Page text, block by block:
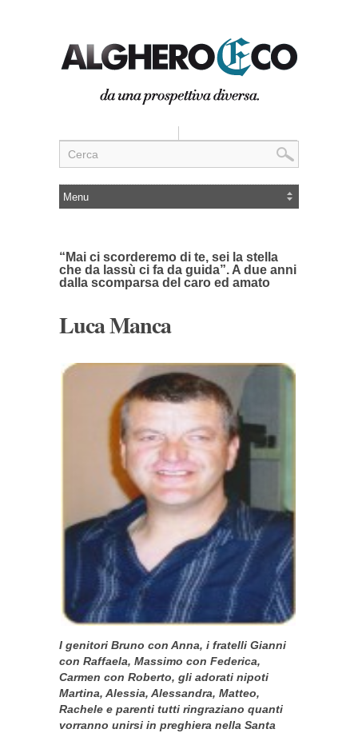
“Mai ci scorderemo di te, sei la stella
che da lassù ci fa da guida”. A due anni
dalla scomparsa del caro ed amato
Luca Manca
I genitori Bruno con Anna, i fratelli Gianni
con Raffaela, Massimo con Federica,
Carmen con Roberto, gli adorati nipoti
Martina, Alessia, Alessandra, Matteo,
Rachele e parenti tutti ringraziano quanti
vorranno unirsi in preghiera nella Santa